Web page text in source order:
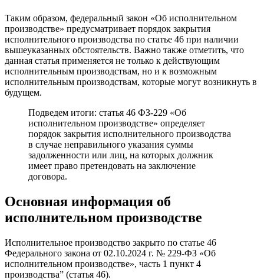
Таким образом, федеральный закон «Об исполнительном
производстве» предусматривает порядок закрытия
исполнительного производства по статье 46 при наличии
вышеуказанных обстоятельств. Важно также отметить, что
данная статья применяется не только к действующим
исполнительным производствам, но и к возможным
исполнительным производствам, которые могут возникнуть в
будущем.
Подведем итоги: статья 46 ФЗ-229 «Об
исполнительном производстве» определяет
порядок закрытия исполнительного производства
в случае неправильного указания суммы
задолженности или лиц, на которых должник
имеет право претендовать на заключение
договора.
Основная информация об
исполнительном производстве
Исполнительное производство закрыто по статье 46
Федерального закона от 02.10.2024 г. № 229-ФЗ «Об
исполнительном производстве», часть 1 пункт 4
производства” (статья 46).